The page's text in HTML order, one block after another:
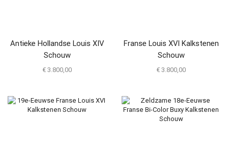
Antieke Hollandse Louis XIV
Schouw
€ 3.800,00
Franse Louis XVI Kalkstenen
Schouw
€ 3.800,00